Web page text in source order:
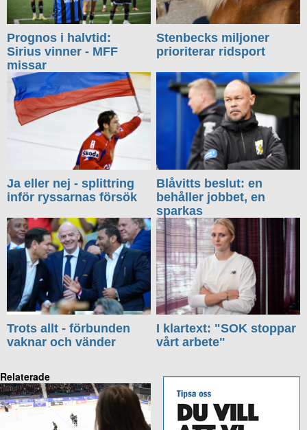
Prognos i halvtid:
Sirius vinner - MFF
missar
Stenbecks miljoner
prioriterar ridsport
Ja eller nej - splittring
inför ryssarnas försök
Blåvitts beslut: en
behåller jobbet, en
sparkas
Trots allt - förbunden
vaknar och vänder
I klartext: "SOK stoppar
vårt arbete"
Relaterade